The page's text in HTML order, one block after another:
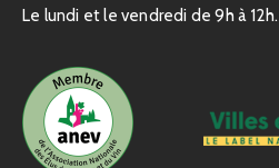
Le lundi et le vendredi de 9h à 12h.